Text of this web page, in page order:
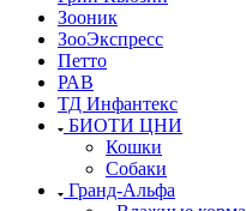
Зооник
ЗооЭкспресс
Петто
РАВ
ТД Инфантекс
БИОТИ ЦНИ
Кошки
Собаки
Гранд-Альфа